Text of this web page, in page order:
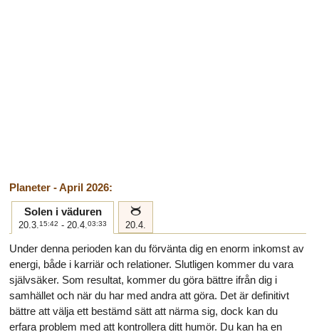
Planeter - April 2026:
Solen i väduren
20.3.15:42 - 20.4.03:33
b
20.4.
Under denna perioden kan du förvänta dig en enorm inkomst av
energi, både i karriär och relationer. Slutligen kommer du vara
självsäker. Som resultat, kommer du göra bättre ifrån dig i
samhället och när du har med andra att göra. Det är definitivt
bättre att välja ett bestämd sätt att närma sig, dock kan du
erfara problem med att kontrollera ditt humör. Du kan ha en